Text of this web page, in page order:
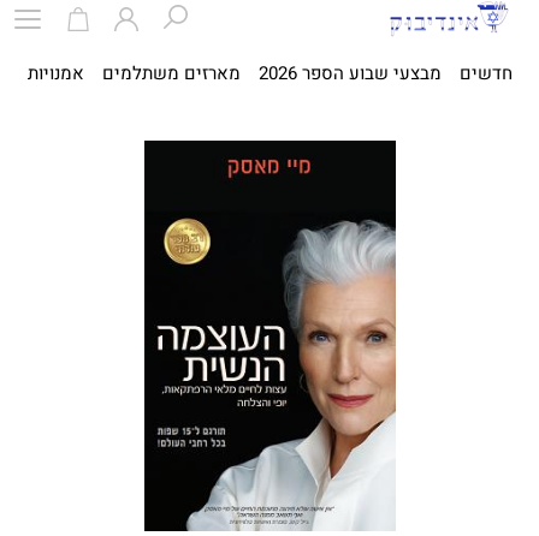
חדשים מבצעי שבוע הספר 2026 מארזים משתלמים אמנויות